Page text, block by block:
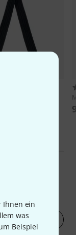
Ihnen ein
was
Beispiel
bewerten